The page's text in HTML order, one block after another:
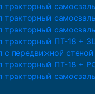
тракторный
тракторный
тракторный
тракторный ПТ-18 +
с передвижной
тракторный ПТ-18 +
тракторный